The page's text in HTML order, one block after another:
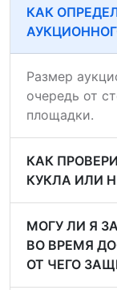
КАК
Размер
очередь от
площадки.
КАК
КУКЛА ИЛИ
МОГУ ЛИ Я
ВО ВРЕМЯ
ОТ ЧЕГО